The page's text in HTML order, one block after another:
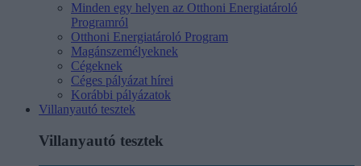
Minden egy helyen az Otthoni Energiatároló
Programról
Otthoni Energiatároló Program
Magánszemélyeknek
Cégeknek
Céges pályázat hírei
Korábbi pályázatok
Villanyautó tesztek
Villanyautó tesztek